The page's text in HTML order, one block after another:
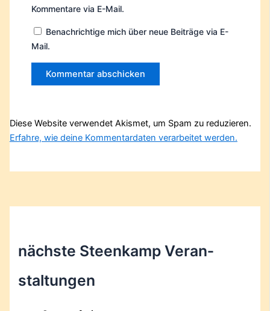
Kommentare via E-Mail.
Benachrichtige mich über neue Beiträge via E-
Mail.
Diese Website verwendet Akismet, um Spam zu reduzieren.
Erfahre, wie deine Kommentardaten verarbeitet werden.
nächste Steenkamp Veran­
staltungen